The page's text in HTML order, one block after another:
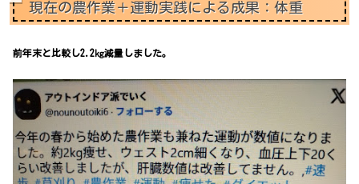
現在の農作業＋運動実践による成果：体重
前年末と比較し2.2㎏減量しました。